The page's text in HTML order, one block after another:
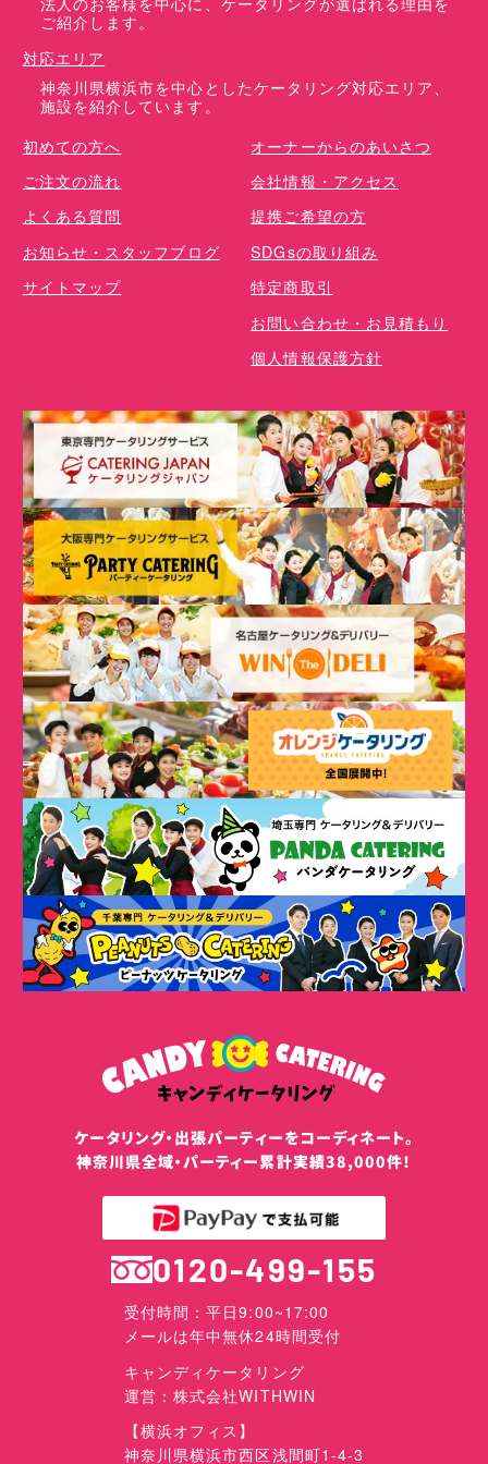
ケータリング・出張パーティーをコーディネート。
神奈川県全域・パーティー累計実績38,000件！
0120-499-155
受付時間：平日9:00~17:00
メールは年中無休24時間受付
キャンディケータリング
運営：株式会社WITHWIN
【横浜オフィス】
神奈川県横浜市西区浅間町1-4-3
ご紹介します。
対応エリア
神奈川県横浜市を中心としたケータリング対応エリア、
施設を紹介しています。
初めての方へ
ご注文の流れ
よくある質問
お知らせ・スタッフブログ
サイトマップ
オーナーからのあいさつ
会社情報・アクセス
提携ご希望の方
SDGsの取り組み
特定商取引
お問い合わせ・お見積もり
個人情報保護方針